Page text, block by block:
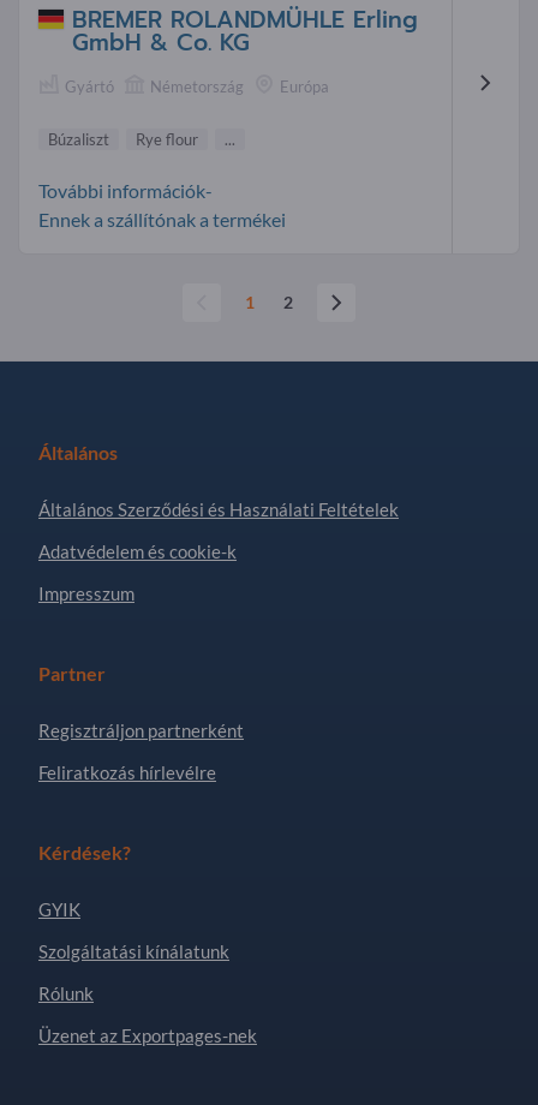
BREMER ROLANDMÜHLE Erling
GmbH & Co. KG
Gyártó Németország Európa
Búzaliszt Rye flour ...
További információk-
Ennek a szállítónak a termékei
1 2
Általános
Általános Szerződési és Használati Feltételek
Adatvédelem és cookie-k
Impresszum
Partner
Regisztráljon partnerként
Feliratkozás hírlevélre
Kérdések?
GYIK
Szolgáltatási kínálatunk
Rólunk
Üzenet az Exportpages-nek